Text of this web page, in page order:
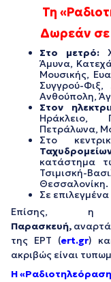
Τη
Δωρεάν σε
Στο μετρό:
Άμυνα,
Μουσικής,
Συγγρού-
Ανθούπολη,
Στον
Ηράκλειο,
Πετράλωνα,
Στο
κατάστημα
Τσιμισκή-
Θεσσαλονίκη.
Σε επιλεγμένα
Επίσης, η
Παρασκευή,
της ΕΡΤ (ert.gr)
ακριβώς είναι
Η